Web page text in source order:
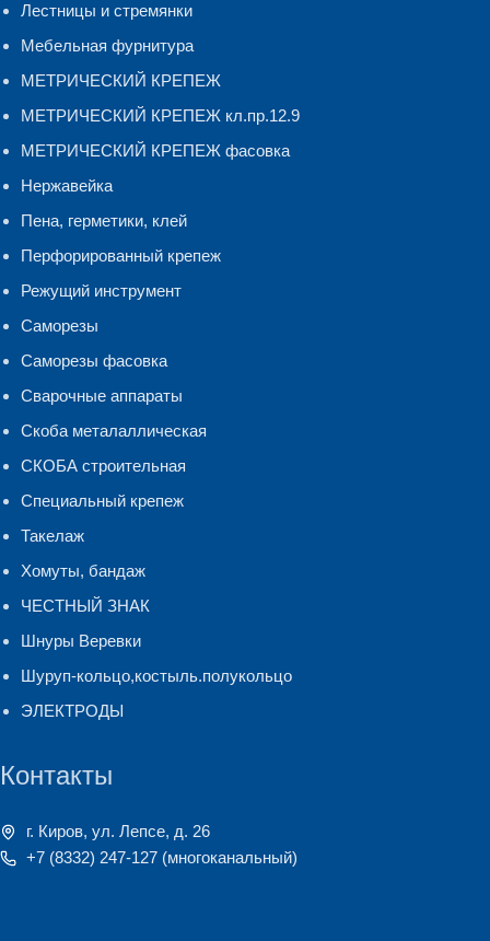
Лестницы и стремянки
Мебельная фурнитура
МЕТРИЧЕСКИЙ КРЕПЕЖ
МЕТРИЧЕСКИЙ КРЕПЕЖ кл.пр.12.9
МЕТРИЧЕСКИЙ КРЕПЕЖ фасовка
Нержавейка
Пена, герметики, клей
Перфорированный крепеж
Режущий инструмент
Саморезы
Саморезы фасовка
Сварочные аппараты
Скоба металаллическая
СКОБА строительная
Специальный крепеж
Такелаж
Хомуты, бандаж
ЧЕСТНЫЙ ЗНАК
Шнуры Веревки
Шуруп-кольцо,костыль.полукольцо
ЭЛЕКТРОДЫ
Контакты
г. Киров, ул. Лепсе, д. 26
+7 (8332) 247-127 (многоканальный)